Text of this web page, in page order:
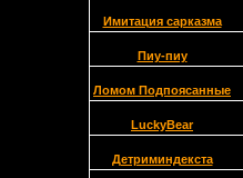
Имитация сарказма
Пиу-пиу
Ломом Подпоясанные
LuckyBear
Детриминдекста